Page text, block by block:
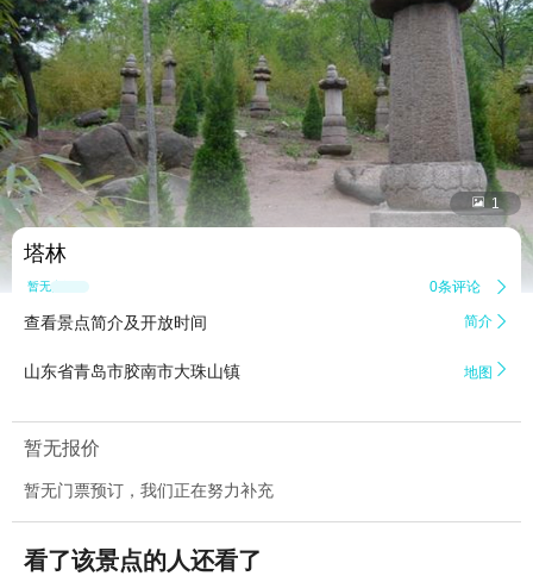
 1
塔林
暂无点评 0条评论 
查看景点简介及开放时间 简介 
山东省青岛市胶南市大珠山镇 地图 
暂无报价
暂无门票预订，我们正在努力补充
看了该景点的人还看了
